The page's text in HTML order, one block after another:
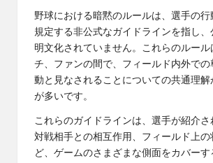
野球における暗黙のルールは、選手の行
規定する非公式なガイドラインを指し、
明文化されていません。これらのルール
チ、ファンの間で、フィールド内外で
動と見なされることについての共通理解
が多いです。
これらのガイドラインは、選手が紹介さ
対戦相手との相互作用、フィールド上の
ど、ゲームのさまざまな側面をカバーす